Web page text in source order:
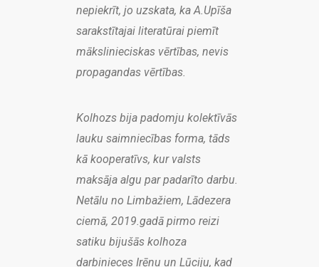
nepiekrīt, jo uzskata, ka A.Upīša
sarakstītajai literatūrai piemīt
mākslinieciskas vērtības, nevis
propagandas vērtības.
Kolhozs bija padomju kolektīvās
lauku saimniecības forma, tāds
kā kooperatīvs, kur valsts
maksāja algu par padarīto darbu.
Netālu no Limbažiem, Lādezera
ciemā, 2019.gadā pirmo reizi
satiku bijušās kolhoza
darbinieces Irēnu un Lūciju, kad